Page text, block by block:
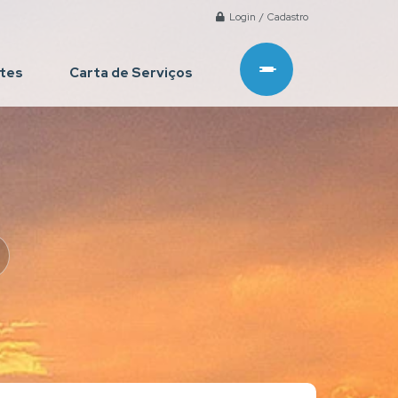
Login / Cadastro
Carta de Serviços